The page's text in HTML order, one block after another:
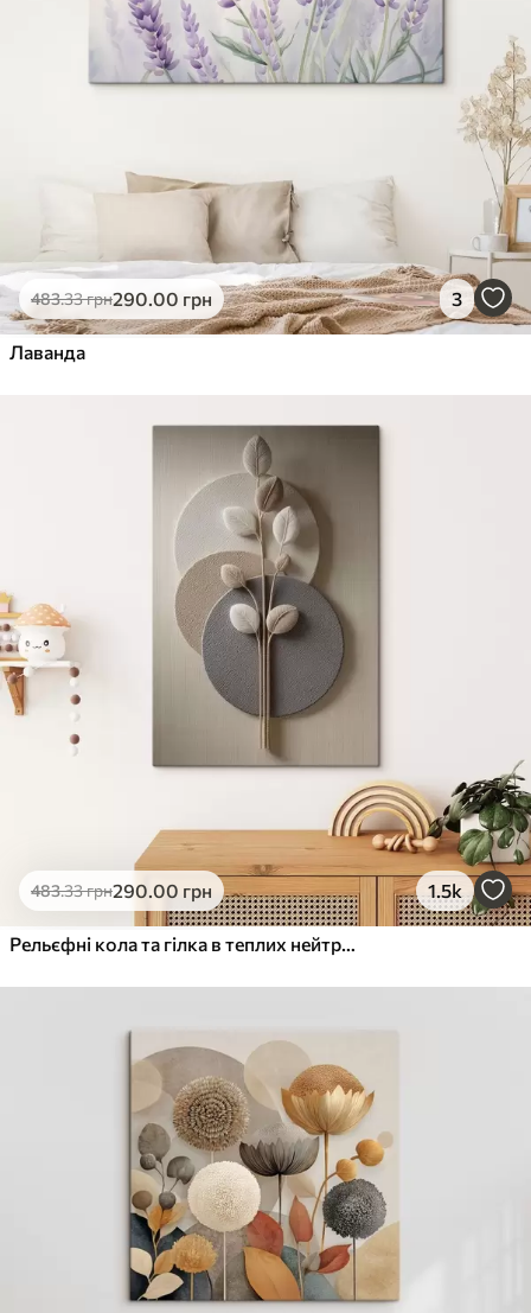
483.33грн290.00 грн 3
Лаванда
483.33грн290.00 грн 1.5k
Рельєфні кола та гілка в теплих нейтральних тонах